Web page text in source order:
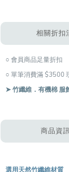
相關折扣
○ 會員商品足量折扣
○ 單筆消費滿 $3500
➤ 竹纖維．有機棉 服
商品資
選用天然竹纖維材質